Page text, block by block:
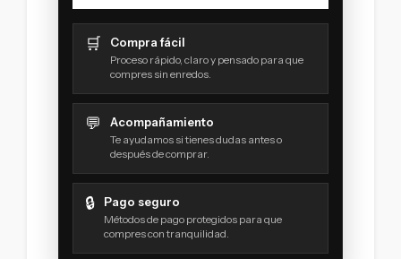
🛒 Compra fácil
Proceso rápido, claro y pensado para que
compres sin enredos.
💬 Acompañamiento
Te ayudamos si tienes dudas antes o
después de comprar.
🔒 Pago seguro
Métodos de pago protegidos para que
compres con tranquilidad.